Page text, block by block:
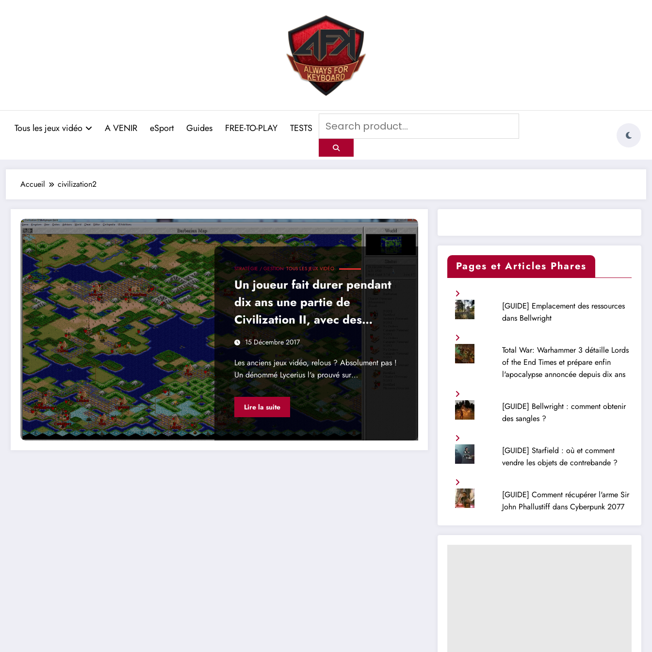
Tous les jeux vidéo A VENIR eSport Guides FREE-TO-PLAY TESTS
Accueil civilization2
STRATÉGIE / GESTION TOUS LES JEUX VIDÉO
Un joueur fait durer pendant
dix ans une partie de
Civilization II, avec des
résultats impressionnants
15 Décembre 2017
Les anciens jeux vidéo, relous ? Absolument pas !
Un dénommé Lycerius l'a prouvé sur…
Lire la suite
Pages et Articles Phares
[GUIDE] Emplacement des ressources
dans Bellwright
Total War: Warhammer 3 détaille Lords
of the End Times et prépare enfin
l'apocalypse annoncée depuis dix ans
[GUIDE] Bellwright : comment obtenir
des sangles ?
[GUIDE] Starfield : où et comment
vendre les objets de contrebande ?
[GUIDE] Comment récupérer l'arme Sir
John Phallustiff dans Cyberpunk 2077